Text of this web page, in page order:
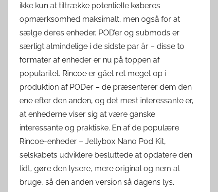
ikke kun at tiltrække potentielle køberes
opmærksomhed maksimalt, men også for at
sælge deres enheder. POD’er og submods er
særligt almindelige i de sidste par år – disse to
formater af enheder er nu på toppen af
popularitet. Rincoe er gået ret meget op i
produktion af POD’er – de præsenterer dem den
ene efter den anden, og det mest interessante er,
at enhederne viser sig at være ganske
interessante og praktiske. En af de populære
Rincoe-enheder – Jellybox Nano Pod Kit,
selskabets udviklere besluttede at opdatere den
lidt, gøre den lysere, mere original og nem at
bruge, så den anden version så dagens lys.